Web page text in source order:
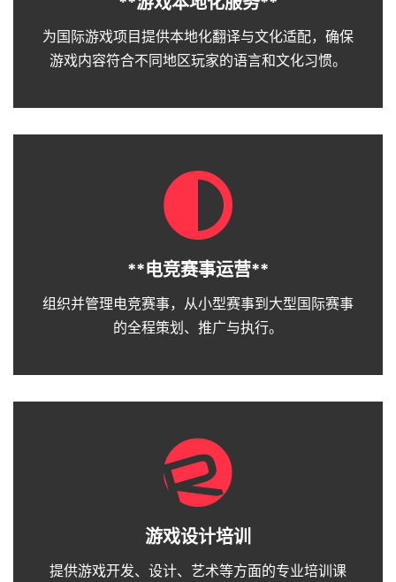
为国际游戏项目提供本地化翻译与文化适配，确保
游戏内容符合不同地区玩家的语言和文化习惯。
**电竞赛事运营**
组织并管理电竞赛事，从小型赛事到大型国际赛事
的全程策划、推广与执行。
游戏设计培训
提供游戏开发、设计、艺术等方面的专业培训课